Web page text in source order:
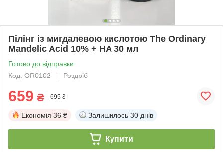
Пілінг із мигдалевою кислотою The Ordinary
Mandelic Acid 10% + HA 30 мл
Готово до відправки
Код: OR0102
Роздріб
659 ₴ 695 ₴
Економія 36 ₴ Залишилось 30 днів
Купити